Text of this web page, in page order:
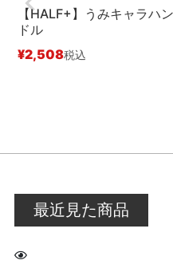
【HALF+】うみキャラハン
ドル
¥2,508税込
最近見た商品